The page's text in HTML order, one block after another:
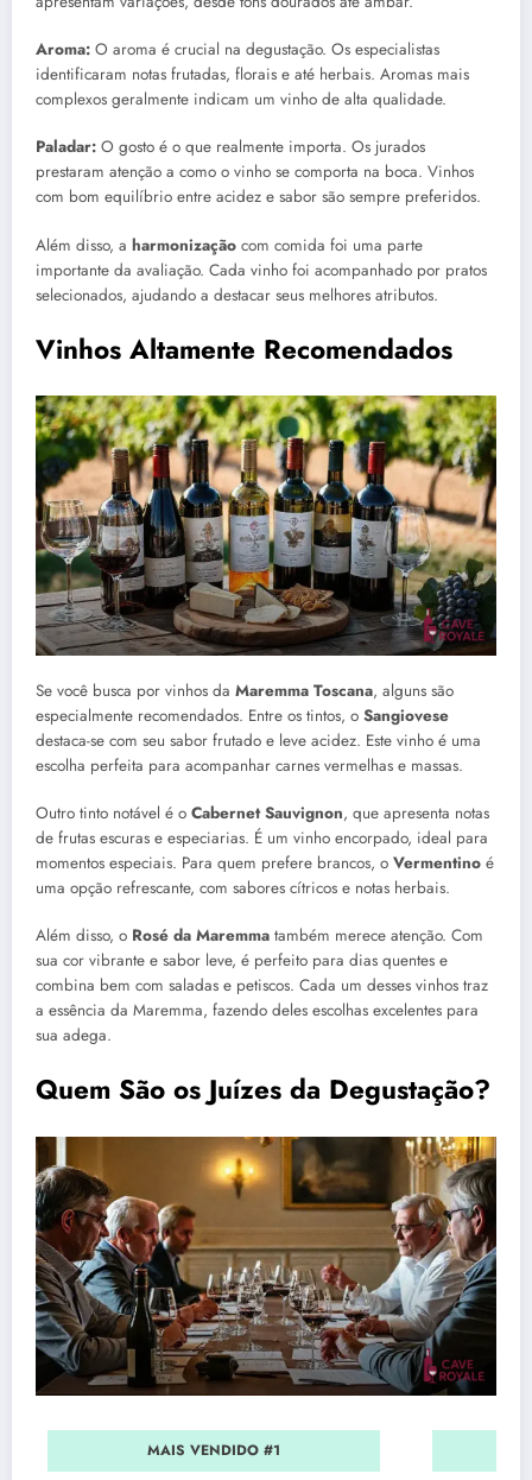
Aroma: O aroma é crucial na degustação. Os especialistas
identificaram notas frutadas, florais e até herbais. Aromas mais
complexos geralmente indicam um vinho de alta qualidade.
Paladar: O gosto é o que realmente importa. Os jurados
prestaram atenção a como o vinho se comporta na boca. Vinhos
com bom equilíbrio entre acidez e sabor são sempre preferidos.
Além disso, a harmonização com comida foi uma parte
importante da avaliação. Cada vinho foi acompanhado por pratos
selecionados, ajudando a destacar seus melhores atributos.
Vinhos Altamente Recomendados
Se você busca por vinhos da Maremma Toscana, alguns são
especialmente recomendados. Entre os tintos, o Sangiovese
destaca-se com seu sabor frutado e leve acidez. Este vinho é uma
escolha perfeita para acompanhar carnes vermelhas e massas.
Outro tinto notável é o Cabernet Sauvignon, que apresenta notas
de frutas escuras e especiarias. É um vinho encorpado, ideal para
momentos especiais. Para quem prefere brancos, o Vermentino é
uma opção refrescante, com sabores cítricos e notas herbais.
Além disso, o Rosé da Maremma também merece atenção. Com
sua cor vibrante e sabor leve, é perfeito para dias quentes e
combina bem com saladas e petiscos. Cada um desses vinhos traz
a essência da Maremma, fazendo deles escolhas excelentes para
sua adega.
Quem São os Juízes da Degustação?
MAIS VENDIDO #1